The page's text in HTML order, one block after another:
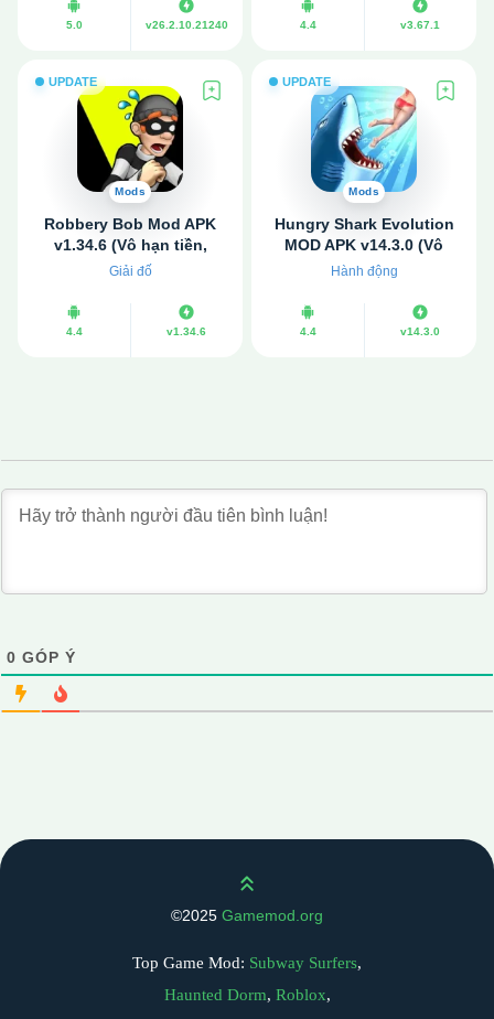
5.0 v26.2.10.21240 4.4 v3.67.1
UPDATE
Mods
Robbery Bob Mod APK
v1.34.6 (Vô hạn tiền,
Không quảng cáo)
Giải đố
4.4 v1.34.6
UPDATE
Mods
Hungry Shark Evolution
MOD APK v14.3.0 (Vô
hạn tiền, mở khóa cá
Hành động
4.4 v14.3.0
0 GÓP Ý
Scroll up
©2025 Gamemod.org
Top Game Mod: Subway Surfers,
Haunted Dorm, Roblox,